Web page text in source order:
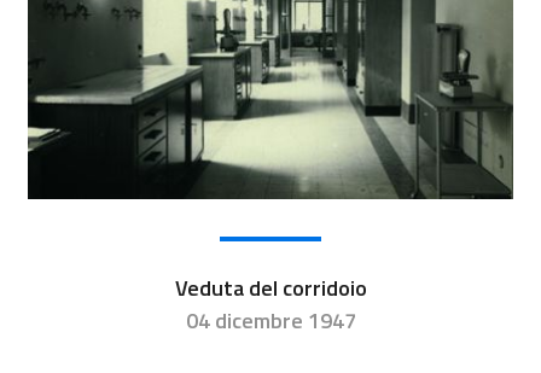
Veduta del corridoio
04 dicembre 1947